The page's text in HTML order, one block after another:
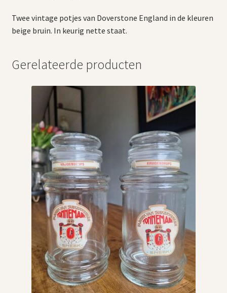
Twee vintage potjes van Doverstone England in de kleuren
beige bruin. In keurig nette staat.
Gerelateerde producten